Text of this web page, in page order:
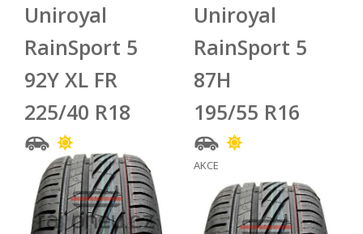
Uniroyal
RainSport 5
92Y XL FR
225/40 R18
Uniroyal
RainSport 5
87H
195/55 R16
AKCE